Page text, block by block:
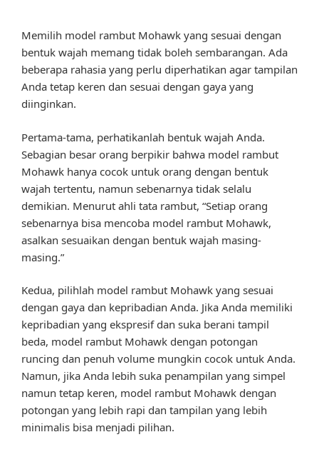
Memilih model rambut Mohawk yang sesuai dengan
bentuk wajah memang tidak boleh sembarangan. Ada
beberapa rahasia yang perlu diperhatikan agar tampilan
Anda tetap keren dan sesuai dengan gaya yang
diinginkan.
Pertama-tama, perhatikanlah bentuk wajah Anda.
Sebagian besar orang berpikir bahwa model rambut
Mohawk hanya cocok untuk orang dengan bentuk
wajah tertentu, namun sebenarnya tidak selalu
demikian. Menurut ahli tata rambut, “Setiap orang
sebenarnya bisa mencoba model rambut Mohawk,
asalkan sesuaikan dengan bentuk wajah masing-
masing.”
Kedua, pilihlah model rambut Mohawk yang sesuai
dengan gaya dan kepribadian Anda. Jika Anda memiliki
kepribadian yang ekspresif dan suka berani tampil
beda, model rambut Mohawk dengan potongan
runcing dan penuh volume mungkin cocok untuk Anda.
Namun, jika Anda lebih suka penampilan yang simpel
namun tetap keren, model rambut Mohawk dengan
potongan yang lebih rapi dan tampilan yang lebih
minimalis bisa menjadi pilihan.